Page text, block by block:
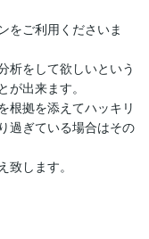
をご利用くださいま
析をして欲しいという
出来ます。
根拠を添えてハッキリ
過ぎている場合はその
します。